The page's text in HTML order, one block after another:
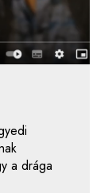
a drága